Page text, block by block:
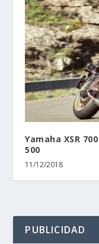
Yamaha XSR
500
11/12/2018
PUBLICIDAD